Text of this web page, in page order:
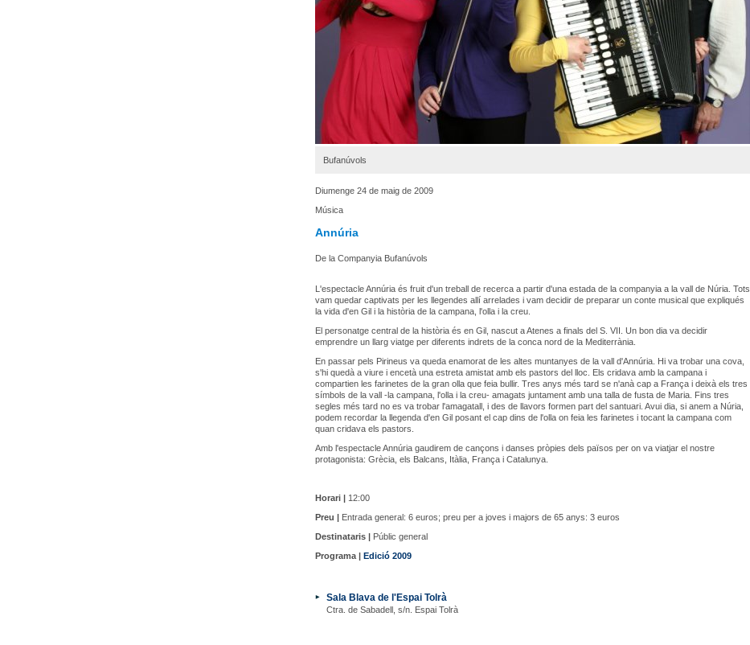
Bufanúvols
Diumenge 24 de maig de 2009
Música
Annúria
De la Companyia Bufanúvols
L'espectacle Annúria és fruit d'un treball de recerca a partir d'una estada de la companyia a la vall de Núria. Tots
vam quedar captivats per les llegendes allí arrelades i vam decidir de preparar un conte musical que expliqués
la vida d'en Gil i la història de la campana, l'olla i la creu.
El personatge central de la història és en Gil, nascut a Atenes a finals del S. VII. Un bon dia va decidir
emprendre un llarg viatge per diferents indrets de la conca nord de la Mediterrània.
En passar pels Pirineus va queda enamorat de les altes muntanyes de la vall d'Annúria. Hi va trobar una cova,
s'hi quedà a viure i encetà una estreta amistat amb els pastors del lloc. Els cridava amb la campana i
compartien les farinetes de la gran olla que feia bullir. Tres anys més tard se n'anà cap a França i deixà els tres
símbols de la vall -la campana, l'olla i la creu- amagats juntament amb una talla de fusta de Maria. Fins tres
segles més tard no es va trobar l'amagatall, i des de llavors formen part del santuari. Avui dia, si anem a Núria,
podem recordar la llegenda d'en Gil posant el cap dins de l'olla on feia les farinetes i tocant la campana com
quan cridava els pastors.
Amb l'espectacle Annúria gaudirem de cançons i danses pròpies dels països per on va viatjar el nostre
protagonista: Grècia, els Balcans, Itàlia, França i Catalunya.
Horari | 12:00
Preu | Entrada general: 6 euros; preu per a joves i majors de 65 anys: 3 euros
Destinataris | Públic general
Programa | Edició 2009
Sala Blava de l'Espai Tolrà
Ctra. de Sabadell, s/n. Espai Tolrà